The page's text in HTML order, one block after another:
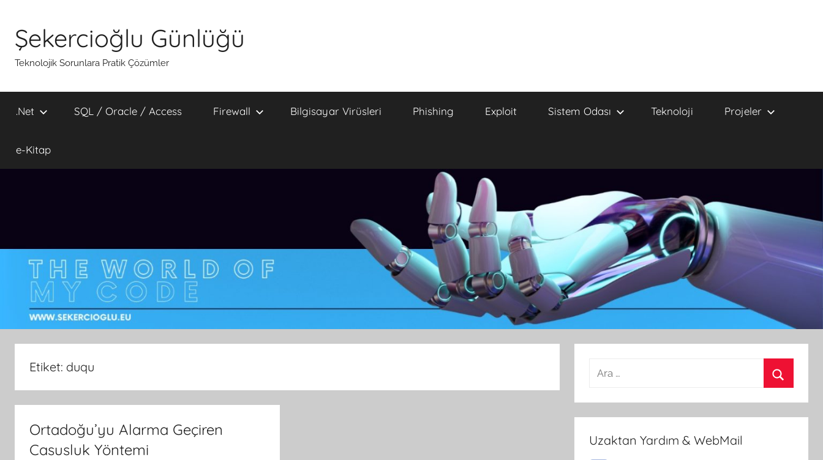
Şekercioğlu Günlüğü
Teknolojik Sorunlara Pratik Çözümler
.Net SQL / Oracle / Access Firewall Bilgisayar Virüsleri Phishing Exploit Sistem Odası Teknoloji Projeler
e-Kitap
Etiket: duqu
Ortadoğu’yu Alarma Geçiren
Casusluk Yöntemi
Arama:
Uzaktan Yardım & WebMail